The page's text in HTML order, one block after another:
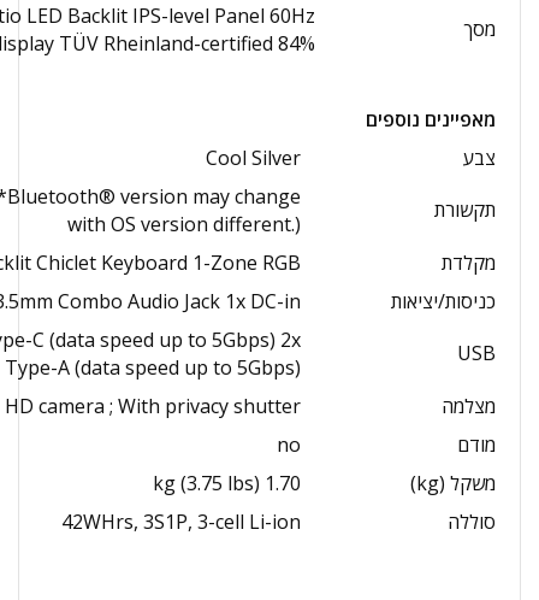
מסך
LED Backlit IPS-level Panel 60Hz
TÜV Rheinland-certified 84%
מאפיינים נוספים
צבע
Cool Silver
תקשורת
version may change
with OS version different.)
מקלדת
Chiclet Keyboard 1-Zone RGB
כניסות/יציאות
Combo Audio Jack 1x DC-in
USB
C (data speed up to 5Gbps) 2x
Type-A (data speed up to 5Gbps)
מצלמה
HD camera ; With privacy shutter
מודם
no
משקל (kg)
1.70 kg (3.75 lbs)
סוללה
42WHrs, 3S1P, 3-cell Li-ion